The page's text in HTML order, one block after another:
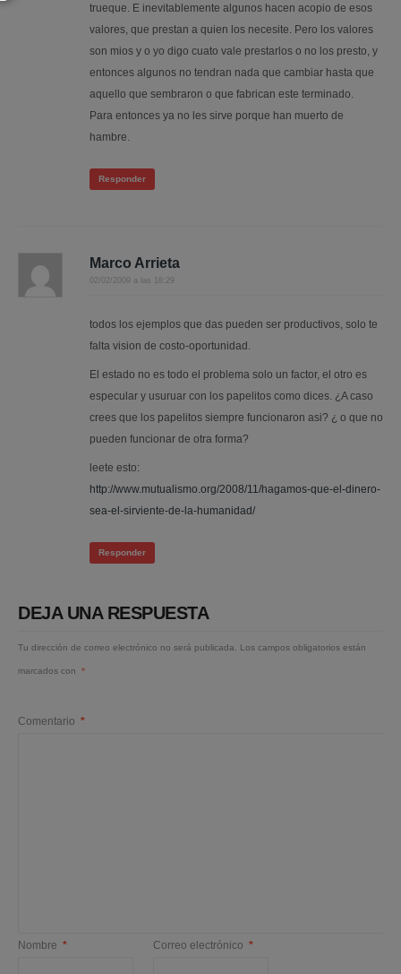
trueque. E inevitablemente algunos hacen acopio de esos
valores, que prestan a quien los necesite. Pero los valores
son mios y o yo digo cuato vale prestarlos o no los presto, y
entonces algunos no tendran nada que cambiar hasta que
aquello que sembraron o que fabrican este terminado.
Para entonces ya no les sirve porque han muerto de
hambre.
Responder
Marco Arrieta
02/02/2009 a las 18:29
todos los ejemplos que das pueden ser productivos, solo te
falta vision de costo-oportunidad.
El estado no es todo el problema solo un factor, el otro es
especular y usuruar con los papelitos como dices. ¿A caso
crees que los papelitos siempre funcionaron asi? ¿ o que no
pueden funcionar de otra forma?
leete esto:
http://www.mutualismo.org/2008/11/hagamos-que-el-dinero-
sea-el-sirviente-de-la-humanidad/
Responder
DEJA UNA RESPUESTA
Tu dirección de correo electrónico no será publicada. Los campos obligatorios están
marcados con *
Comentario *
Nombre * Correo electrónico *